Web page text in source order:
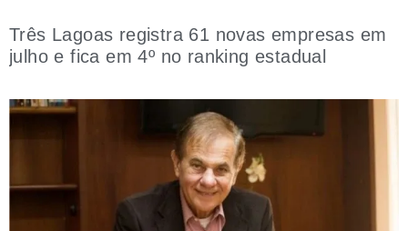
Três Lagoas registra 61 novas empresas em
julho e fica em 4º no ranking estadual